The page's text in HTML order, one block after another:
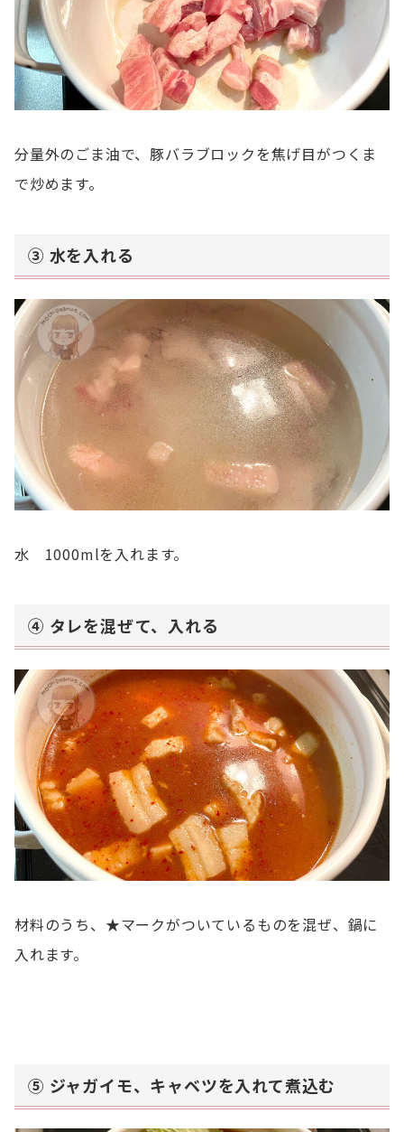
分量外のごま油で、豚バラブロックを焦げ目がつくま
で炒めます。
③ 水を入れる
水 1000mlを入れます。
④ タレを混ぜて、入れる
材料のうち、★マークがついているものを混ぜ、鍋に
入れます。
⑤ ジャガイモ、キャベツを入れて煮込む